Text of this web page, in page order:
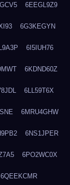
6EEGL9Z9
6G3KEGYN
6I5IUH76
6KDND60Z
6LL59T6X
6MRU4GHW
6NS1JPER
6PO2WC0X
6QEEKCMR